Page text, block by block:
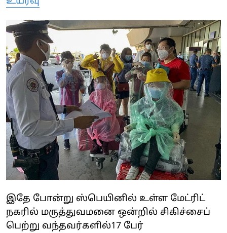
இதே போன்று ஸ்பெயினில் உள்ள மேட்ரிட்
நகரில் மருத்துவமனை ஒன்றில் சிகிச்சைப்
பெற்று வந்தவர்‌களில்17 பேர்